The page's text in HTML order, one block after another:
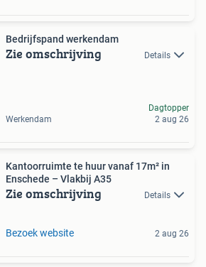
Bedrijfspand werkendam
Zie omschrijving Details
Werkendam
Dagtopper
2 aug 26
Kantoorruimte te huur vanaf 17m² in
Enschede – Vlakbij A35
Zie omschrijving Details
Bezoek website 2 aug 26